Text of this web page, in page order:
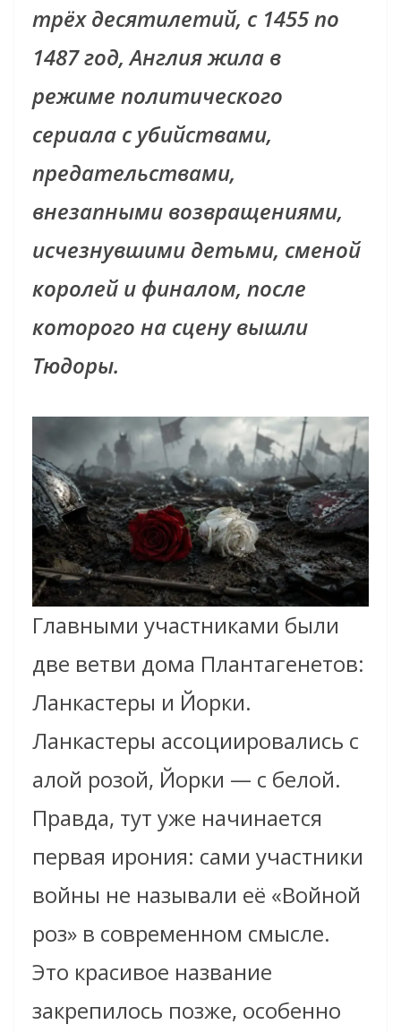
трёх десятилетий, с 1455 по
1487 год, Англия жила в
режиме политического
сериала с убийствами,
предательствами,
внезапными возвращениями,
исчезнувшими детьми, сменой
королей и финалом, после
которого на сцену вышли
Тюдоры.
Главными участниками были
две ветви дома Плантагенетов:
Ланкастеры и Йорки.
Ланкастеры ассоциировались с
алой розой, Йорки — с белой.
Правда, тут уже начинается
первая ирония: сами участники
войны не называли её «Войной
роз» в современном смысле.
Это красивое название
закрепилось позже, особенно